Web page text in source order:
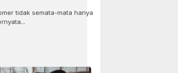
tidak semata-mata hanya